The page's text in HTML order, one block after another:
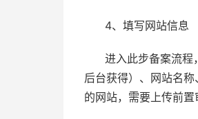
4、填写网站信息
进入此步备案流程
后台获得）、网站名
的网站，需要上传前置